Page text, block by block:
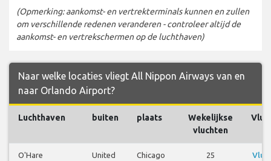
(Opmerking: aankomst- en vertrekterminals kunnen en zullen
om verschillende redenen veranderen - controleer altijd de
aankomst- en vertrekschermen op de luchthaven)
Naar welke locaties vliegt All Nippon Airways van en
naar Orlando Airport?
Luchthaven buiten plaats
Wekelijkse
vluchten
O'Hare
United
Chicago
25